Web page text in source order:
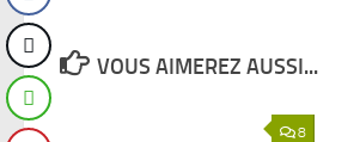
VOUS AIMEREZ AUSSI...
8